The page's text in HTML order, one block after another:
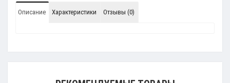
Описание Характеристики Отзывы (0)